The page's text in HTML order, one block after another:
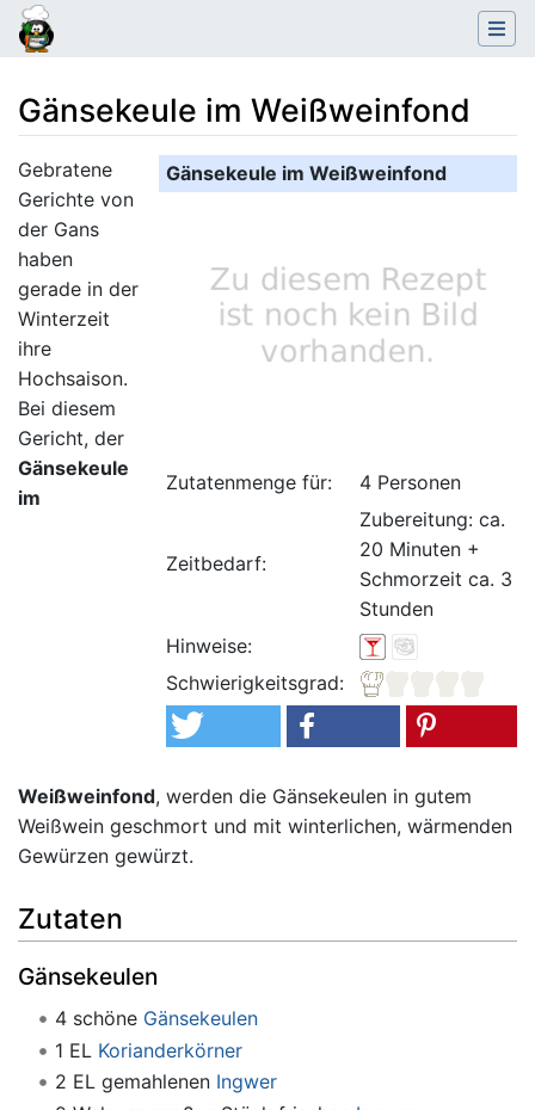
Gänsekeule im Weißweinfond
Wechseln zu: Navigation,Suche
Gänsekeule im Weißweinfond
Zutatenmenge für: 4 Personen
Zeitbedarf:
Zubereitung: ca.
20 Minuten +
Schmorzeit ca. 3
Stunden
Hinweise:
Schwierigkeitsgrad:
Gebratene
Gerichte von
der Gans
haben
gerade in der
Winterzeit
ihre
Hochsaison.
Bei diesem
Gericht, der
Gänsekeule
im
Weißweinfond, werden die Gänsekeulen in gutem
Weißwein geschmort und mit winterlichen, wärmenden
Gewürzen gewürzt.
Zutaten
Gänsekeulen
4 schöne Gänsekeulen
1 EL Korianderkörner
2 EL gemahlenen Ingwer